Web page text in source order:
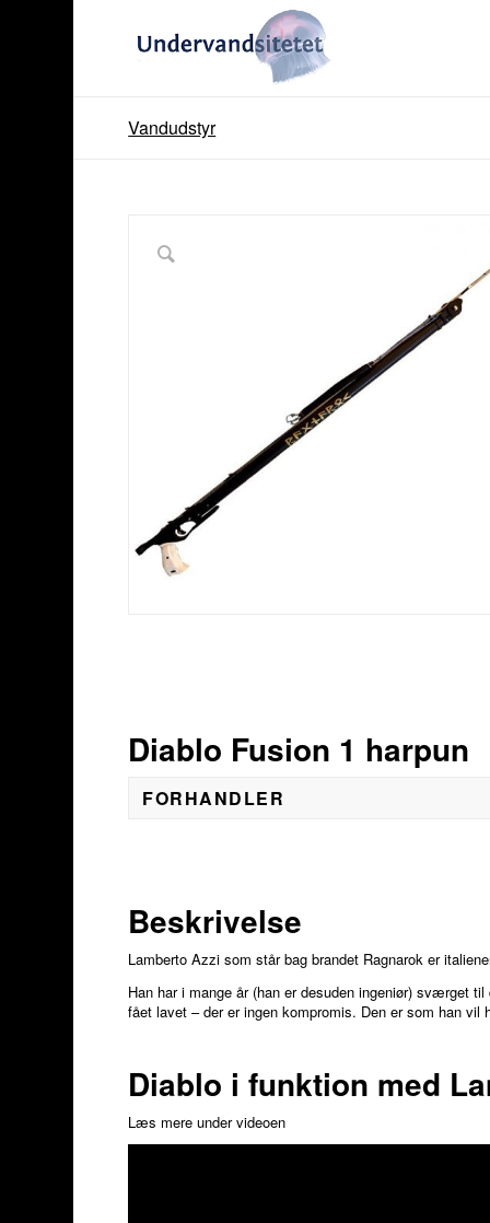
Vandudstyr
Diablo Fusion 1 harpun
FORHANDLER
Beskrivelse
Lamberto Azzi som står bag brandet Ragnarok er
Han har i mange år (han er desuden ingeniør) sværget
fået lavet – der er ingen kompromis. Den er som han vil
Diablo i funktion med
Læs mere under videoen